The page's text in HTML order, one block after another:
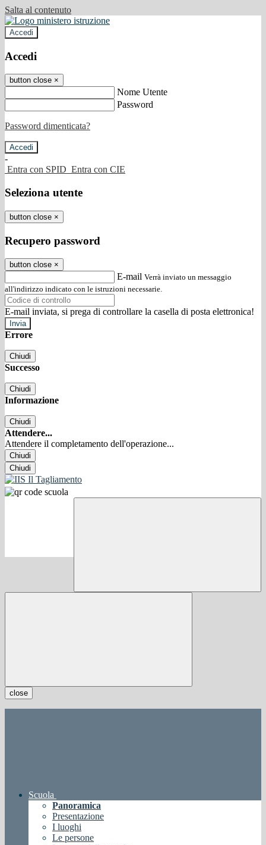
Salta al contenuto
Accedi
Accedi
button close ×
Nome Utente
Password
Password dimenticata?
-
Entra con SPID Entra con CIE
Seleziona utente
button close ×
Recupero password
button close ×
E-mail Verrà inviato un messaggio
all'indirizzo indicato con le istruzioni necessarie.
E-mail inviata, si prega di controllare la casella di posta elettronica!
Errore
Chiudi
Successo
Chiudi
Informazione
Chiudi
Attendere...
Attendere il completamento dell'operazione...
Chiudi
Chiudi
close
Scuola
Panoramica
Presentazione
I luoghi
Le persone